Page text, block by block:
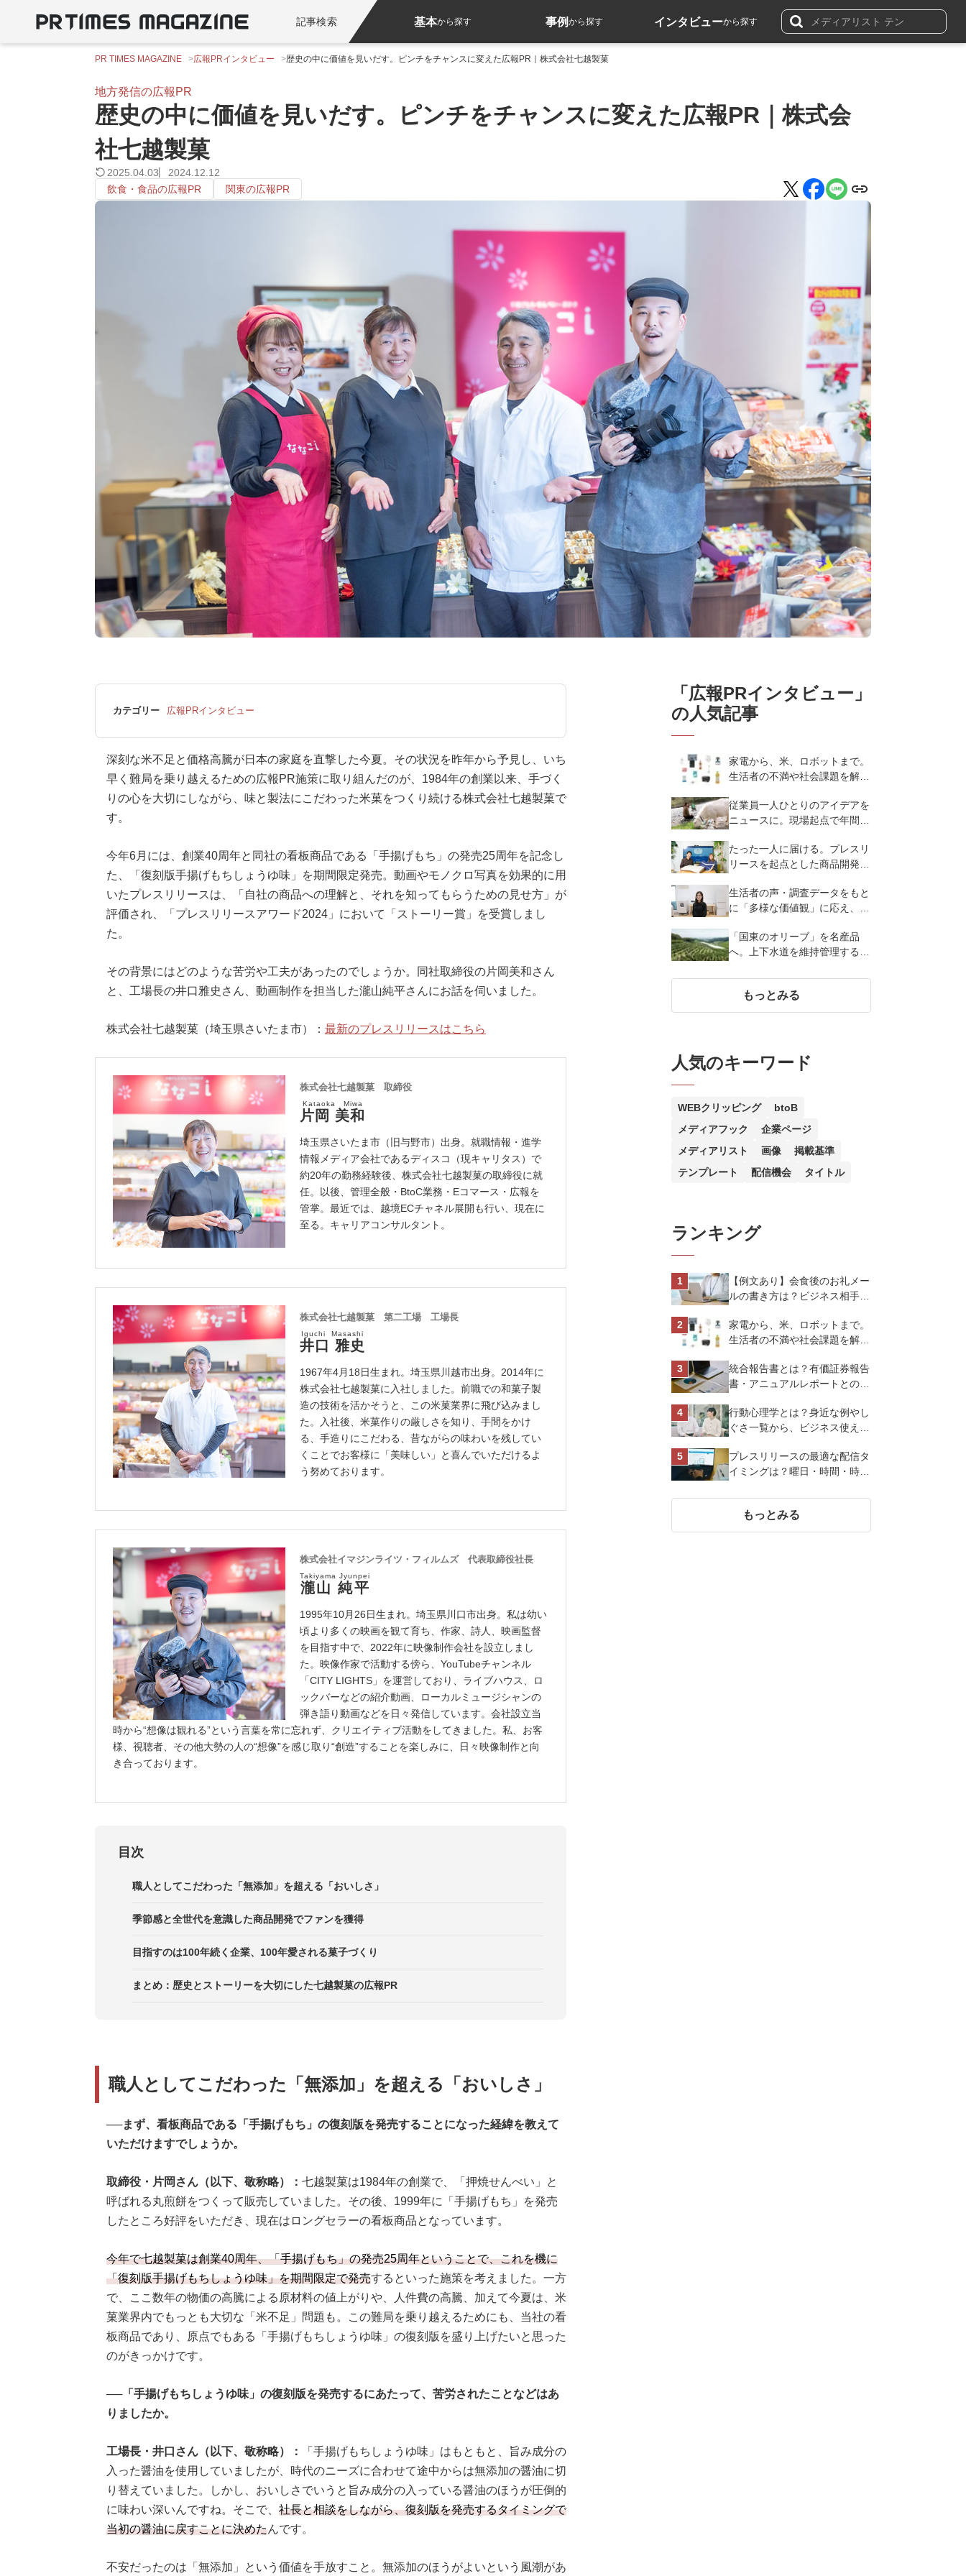
記事検索 基本から探す 事例から探す インタビューから探す
PR TIMES MAGAZINE 広報PRインタビュー 歴史の中に価値を見いだす。ピンチをチャンスに変えた広報PR｜株式会社七越製菓
地方発信の広報PR
歴史の中に価値を見いだす。ピンチをチャンスに変えた広報PR｜株式会
社七越製菓
2025.04.03
2024.12.12
飲食・食品の広報PR
関東の広報PR
カテゴリー 広報PRインタビュー
深刻な米不足と価格高騰が日本の家庭を直撃した今夏。その状況を昨年から予見し、いち
早く難局を乗り越えるための広報PR施策に取り組んだのが、1984年の創業以来、手づく
りの心を大切にしながら、味と製法にこだわった米菓をつくり続ける株式会社七越製菓で
す。
今年6月には、創業40周年と同社の看板商品である「手揚げもち」の発売25周年を記念し
た、「復刻版手揚げもちしょうゆ味」を期間限定発売。動画やモノクロ写真を効果的に用
いたプレスリリースは、「自社の商品への理解と、それを知ってもらうための見せ方」が
評価され、「プレスリリースアワード2024」において「ストーリー賞」を受賞しまし
た。
その背景にはどのような苦労や工夫があったのでしょうか。同社取締役の片岡美和さん
と、工場長の井口雅史さん、動画制作を担当した瀧山純平さんにお話を伺いました。
株式会社七越製菓（埼玉県さいたま市）： 最新のプレスリリースはこちら
株式会社七越製菓 取締役
片岡 美和
Kataoka Miwa
埼玉県さいたま市（旧与野市）出身。就職情報・進学
情報メディア会社であるディスコ（現キャリタス）で
約20年の勤務経験後、株式会社七越製菓の取締役に就
任。以後、管理全般・BtoC業務・Eコマース・広報を
管掌。最近では、越境ECチャネル展開も行い、現在に
至る。キャリアコンサルタント。
株式会社七越製菓 第二工場 工場長
井口 雅史
Iguchi Masashi
1967年4月18日生まれ。埼玉県川越市出身。2014年に
株式会社七越製菓に入社しました。前職での和菓子製
造の技術を活かそうと、この米菓業界に飛び込みまし
た。入社後、米菓作りの厳しさを知り、手間をかけ
る、手造りにこだわる、昔ながらの味わいを残してい
くことでお客様に「美味しい」と喜んでいただけるよ
う努めております。
株式会社イマジンライツ・フィルムズ 代表取締役社長
瀧山 純平
Takiyama Jyunpei
1995年10月26日生まれ。埼玉県川口市出身。私は幼い
頃より多くの映画を観て育ち、作家、詩人、映画監督
を目指す中で、2022年に映像制作会社を設立しまし
た。映像作家で活動する傍ら、YouTubeチャンネル
「CITY LIGHTS」を運営しており、ライブハウス、ロ
ックバーなどの紹介動画、ローカルミュージシャンの
弾き語り動画などを日々発信しています。会社設立当
時から“想像は観れる”という言葉を常に忘れず、クリエイティブ活動をしてきました。私、お客
様、視聴者、その他大勢の人の“想像”を感じ取り“創造”することを楽しみに、日々映像制作と向
き合っております。
目次
職人としてこだわった「無添加」を超える「おいしさ」
季節感と全世代を意識した商品開発でファンを獲得
目指すのは100年続く企業、100年愛される菓子づくり
まとめ：歴史とストーリーを大切にした七越製菓の広報PR
職人としてこだわった「無添加」を超える「おいしさ」
──まず、看板商品である「手揚げもち」の復刻版を発売することになった経緯を教えて
いただけますでしょうか。
取締役・片岡さん（以下、敬称略）： 七越製菓は1984年の創業で、「押焼せんべい」と
呼ばれる丸煎餅をつくって販売していました。その後、1999年に「手揚げもち」を発売
したところ好評をいただき、現在はロングセラーの看板商品となっています。
今年で七越製菓は創業40周年、「手揚げもち」の発売25周年ということで、これを機に
「復刻版手揚げもちしょうゆ味」を期間限定で発売するといった施策を考えました。一方
で、ここ数年の物価の高騰による原材料の値上がりや、人件費の高騰、加えて今夏は、米
菓業界内でもっとも大切な「米不足」問題も。この難局を乗り越えるためにも、当社の看
板商品であり、原点でもある「手揚げもちしょうゆ味」の復刻版を盛り上げたいと思った
のがきっかけです。
──「手揚げもちしょうゆ味」の復刻版を発売するにあたって、苦労されたことなどはあ
りましたか。
工場長・井口さん（以下、敬称略）：
「手揚げもちしょうゆ味」はもともと、旨み成分の
入った醤油を使用していましたが、時代のニーズに合わせて途中からは無添加の醤油に切
り替えていました。しかし、おいしさでいうと旨み成分の入っている醤油のほうが圧倒的
に味わい深いんですね。そこで、 社長と相談をしながら、復刻版を発売するタイミングで
当初の醤油に戻すことに決めたんです。
不安だったのは「無添加」という価値を手放すこと。無添加のほうがよいという風潮があ
「広報PRインタビュー 」
の人気記事
家電から、米、ロボットまで。
生活者の不満や社会課題を解決
スオーヤマ株式会社
従業員一人ひとりのアイデアを
ニュースに。現場起点で年間
会社温泉道場
たった一人に届ける。プレスリ
リースを起点とした商品開発と
生活者の声・調査データをもと
に「多様な価値観」に応え、共
ク株式会社
「国東のオリーブ」を名産品
へ。上下水道を維持管理する会
｜キュウセツAQUA株式会社・
国東クリーブガーデン
もっとみる
人気のキーワード
WEBクリッピング
btoB
メディアフック
企業ページ
メディアリスト
画像
掲載基準
テンプレート
配信機会 タイトル
ランキング
【例文あり】会食後のお礼メー
ルの書き方は？ビジネス相手に
トを解説
家電から、米、ロボットまで。
生活者の不満や社会課題を解決
スオーヤマ株式会社
統合報告書とは？有価証券報告
書・アニュアルレポートとの違
行動心理学とは？身近な例やし
ぐさ一覧から、ビジネス使える
プレスリリースの最適な配信タ
イミングは？曜日・時間・時期
化させよう
もっとみる